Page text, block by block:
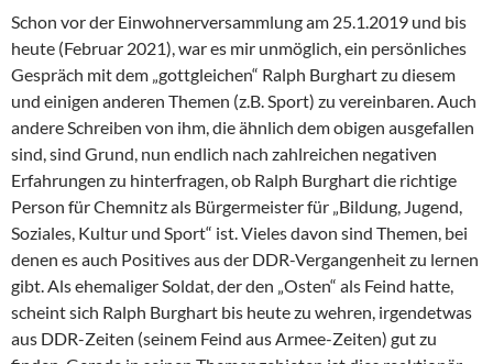
Schon vor der Einwohnerversammlung am 25.1.2019 und bis
heute (Februar 2021), war es mir unmöglich, ein persönliches
Gespräch mit dem „gottgleichen“ Ralph Burghart zu diesem
und einigen anderen Themen (z.B. Sport) zu vereinbaren. Auch
andere Schreiben von ihm, die ähnlich dem obigen ausgefallen
sind, sind Grund, nun endlich nach zahlreichen negativen
Erfahrungen zu hinterfragen, ob Ralph Burghart die richtige
Person für Chemnitz als Bürgermeister für „Bildung, Jugend,
Soziales, Kultur und Sport“ ist. Vieles davon sind Themen, bei
denen es auch Positives aus der DDR-Vergangenheit zu lernen
gibt. Als ehemaliger Soldat, der den „Osten“ als Feind hatte,
scheint sich Ralph Burghart bis heute zu wehren, irgendetwas
aus DDR-Zeiten (seinem Feind aus Armee-Zeiten) gut zu